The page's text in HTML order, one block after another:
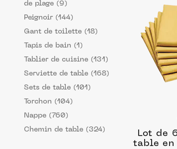
de plage (9)
Peignoir (144)
Gant de toilette (18)
Tapis de bain (1)
Tablier de cuisine (131)
Serviette de table (168)
Sets de table (101)
Torchon (104)
Nappe (760)
Chemin de table (324)
Lot de
table en